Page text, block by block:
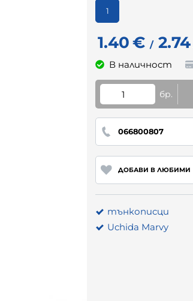
1
1.40€ / 2.74
В наличност
бр.
066800807
ДОБАВИ В ЛЮБИМИ
тънкописци
Uchida Marvy